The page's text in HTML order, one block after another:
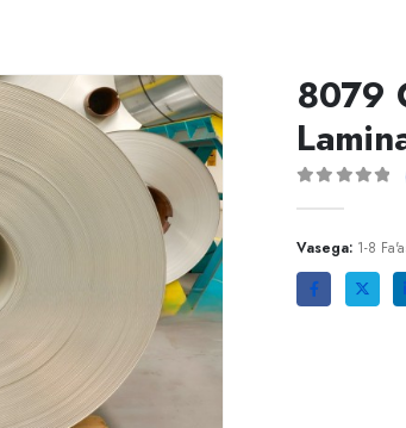
8079
Vasega: 1-8